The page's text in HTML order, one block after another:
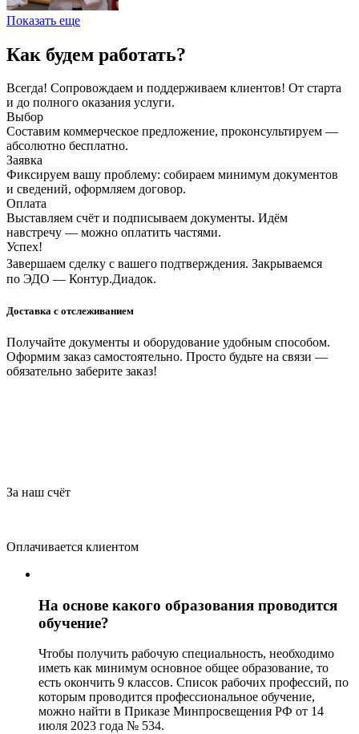
Показать еще
Как будем работать?
Всегда! Сопровождаем и поддерживаем клиентов! От старта
и до полного оказания услуги.
Выбор
Составим коммерческое предложение, проконсультируем —
абсолютно бесплатно.
Заявка
Фиксируем вашу проблему: собираем минимум документов
и сведений, оформляем договор.
Оплата
Выставляем счёт и подписываем документы. Идём
навстречу — можно оплатить частями.
Успех!
Завершаем сделку с вашего подтверждения. Закрываемся
по ЭДО — Контур.Диадок.
Доставка с отслеживанием
Получайте документы и оборудование удобным способом.
Оформим заказ самостоятельно. Просто будьте на связи —
обязательно заберите заказ!
За наш счёт
Оплачивается клиентом
На основе какого образования проводится
обучение?
Чтобы получить рабочую специальность, необходимо
иметь как минимум основное общее образование, то
есть окончить 9 классов. Список рабочих профессий, по
которым проводится профессиональное обучение,
можно найти в Приказе Минпросвещения РФ от 14
июля 2023 года № 534.